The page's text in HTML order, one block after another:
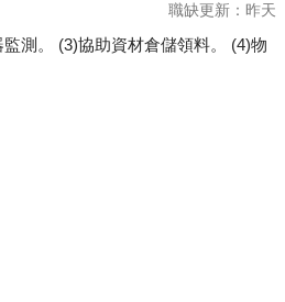
職缺更新：昨天
測。 (3)協助資材倉儲領料。 (4)物